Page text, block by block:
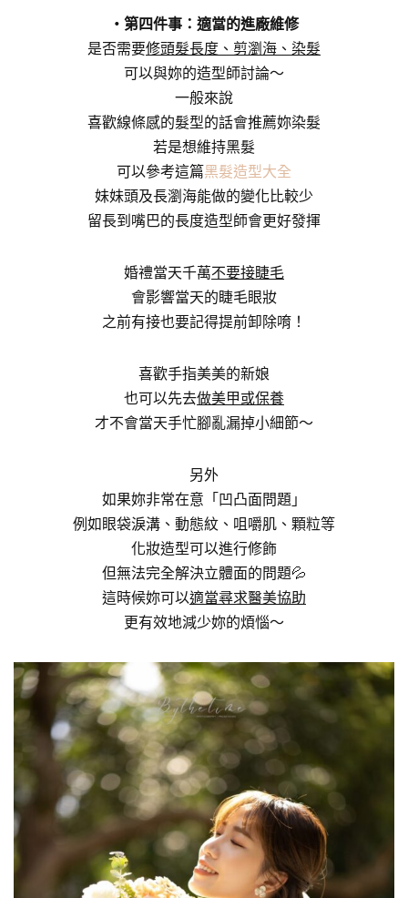
・第四件事：適當的進廠維修
是否需要修頭髮長度、剪瀏海、染髮
可以與妳的造型師討論～
一般來說
喜歡線條感的髮型的話會推薦妳染髮
若是想維持黑髮
可以參考這篇黑髮造型大全
妹妹頭及長瀏海能做的變化比較少
留長到嘴巴的長度造型師會更好發揮
婚禮當天千萬不要接睫毛
會影響當天的睫毛眼妝
之前有接也要記得提前卸除唷！
喜歡手指美美的新娘
也可以先去做美甲或保養
才不會當天手忙腳亂漏掉小細節～
另外
如果妳非常在意「凹凸面問題」
例如眼袋淚溝、動態紋、咀嚼肌、顆粒等
化妝造型可以進行修飾
但無法完全解決立體面的問題💦
這時候妳可以適當尋求醫美協助
更有效地減少妳的煩惱～